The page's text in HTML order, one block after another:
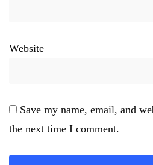
Website
Save my name, email, and
the next time I comment.